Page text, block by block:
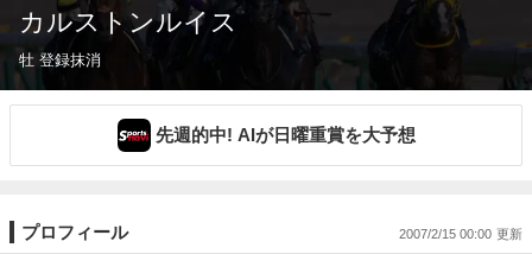
カルストンルイス
牡 登録抹消
先週的中! AIが日曜重賞を大予想
プロフィール 2007/2/15 00:00